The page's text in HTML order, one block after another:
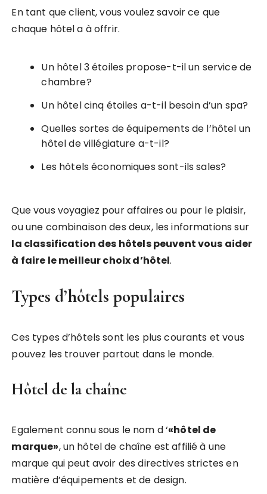
En tant que client, vous voulez savoir ce que
chaque hôtel a à offrir.
Un hôtel 3 étoiles propose-t-il un service de
chambre?
Un hôtel cinq étoiles a-t-il besoin d’un spa?
Quelles sortes de équipements de l’hôtel un
hôtel de villégiature a-t-il?
Les hôtels économiques sont-ils sales?
Que vous voyagiez pour affaires ou pour le plaisir,
ou une combinaison des deux, les informations sur
la classification des hôtels peuvent vous aider
à faire le meilleur choix d’hôtel.
Types d’hôtels populaires
Ces types d’hôtels sont les plus courants et vous
pouvez les trouver partout dans le monde.
Hôtel de la chaîne
Egalement connu sous le nom d ‘«hôtel de
marque», un hôtel de chaîne est affilié à une
marque qui peut avoir des directives strictes en
matière d’équipements et de design.